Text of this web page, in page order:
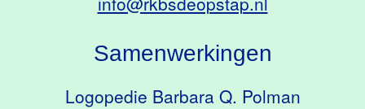
Samenwerkingen
Logopedie Barbara Q. Polman